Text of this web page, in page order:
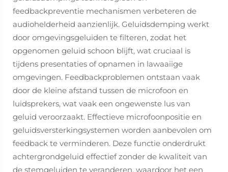
feedbackpreventie mechanismen verbeteren de
audiohelderheid aanzienlijk. Geluidsdemping werkt
door omgevingsgeluiden te filteren, zodat het
opgenomen geluid schoon blijft, wat cruciaal is
tijdens presentaties of opnamen in lawaaiige
omgevingen. Feedbackproblemen ontstaan vaak
door de kleine afstand tussen de microfoon en
luidsprekers, wat vaak een ongewenste lus van
geluid veroorzaakt. Effectieve microfoonpositie en
geluidsversterkingsystemen worden aanbevolen om
feedback te verminderen. Deze functie onderdrukt
achtergrondgeluid effectief zonder de kwaliteit van
de stemgeluiden te veranderen, waardoor het een